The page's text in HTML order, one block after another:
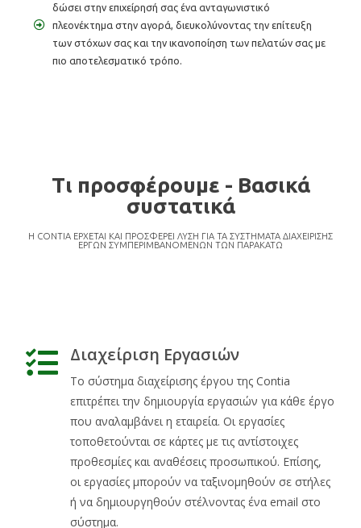
δώσει στην επιχείρησή σας ένα ανταγωνιστικό
πλεονέκτημα στην αγορά, διευκολύνοντας την επίτευξη
των στόχων σας και την ικανοποίηση των πελατών σας με
πιο αποτελεσματικό τρόπο.
Τι προσφέρουμε - Βασικά
συστατικά
Η CONTIA ΕΡΧΕΤΑΙ ΚΑΙ ΠΡΟΣΦΕΡΕΙ ΛΥΣΗ ΓΙΑ ΤΑ ΣΥΣΤΗΜΑΤΑ ΔΙΑΧΕΙΡΙΣΗΣ
ΕΡΓΩΝ ΣΥΜΠΕΡΙΜΒΑΝΟΜΕΝΩΝ ΤΩΝ ΠΑΡΑΚΑΤΩ
Διαχείριση Εργασιών
Το σύστημα διαχείρισης έργου της Contia
επιτρέπει την δημιουργία εργασιών για κάθε έργο
που αναλαμβάνει η εταιρεία. Οι εργασίες
τοποθετούνται σε κάρτες με τις αντίστοιχες
προθεσμίες και αναθέσεις προσωπικού. Επίσης,
οι εργασίες μπορούν να ταξινομηθούν σε στήλες
ή να δημιουργηθούν στέλνοντας ένα email στο
σύστημα.